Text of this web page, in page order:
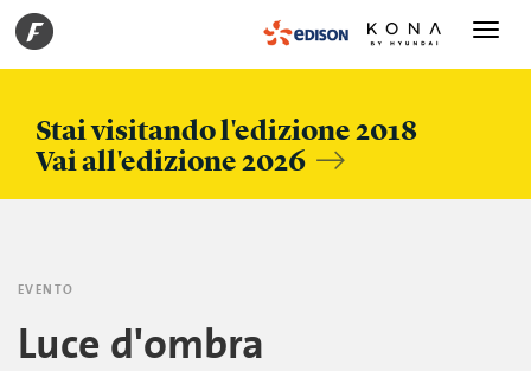
Stai visitando l'edizione 2018
Vai all'edizione 2026
Toggle
EVENTO
Luce d'ombra